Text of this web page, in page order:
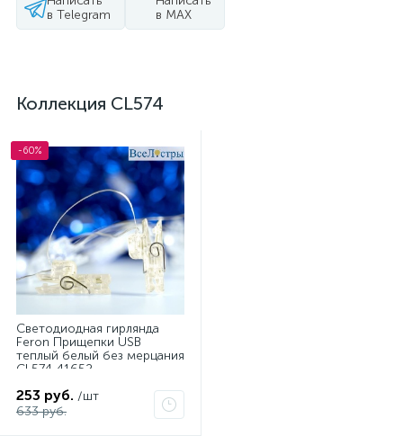
в Telegram
в MAX
Коллекция CL574
-60%
Светодиодная гирлянда
Feron Прищепки USB
теплый белый без мерцания
CL574 41652
253 руб. /шт
633 руб.